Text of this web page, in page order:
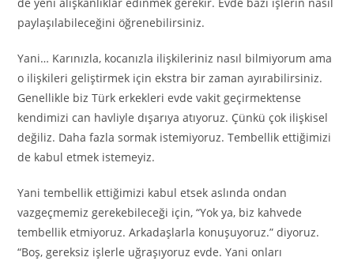
de yeni alışkanlıklar edinmek gerekir. Evde bazı işlerin nasıl
paylaşılabileceğini öğrenebilirsiniz.
Yani… Karınızla, kocanızla ilişkileriniz nasıl bilmiyorum ama
o ilişkileri geliştirmek için ekstra bir zaman ayırabilirsiniz.
Genellikle biz Türk erkekleri evde vakit geçirmektense
kendimizi can havliyle dışarıya atıyoruz. Çünkü çok ilişkisel
değiliz. Daha fazla sormak istemiyoruz. Tembellik ettiğimizi
de kabul etmek istemeyiz.
Yani tembellik ettiğimizi kabul etsek aslında ondan
vazgeçmemiz gerekebileceği için, “Yok ya, biz kahvede
tembellik etmiyoruz. Arkadaşlarla konuşuyoruz.” diyoruz.
“Boş, gereksiz işlerle uğraşıyoruz evde. Yani onları